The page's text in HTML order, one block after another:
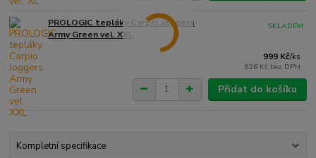
PROLOGIC tepláky Carpio Joggers
Army Green vel. XXL
999 Kč/ks
826 Kč bez DPH
SKLADEM
Přidat do košíku
Kompletní specifikace